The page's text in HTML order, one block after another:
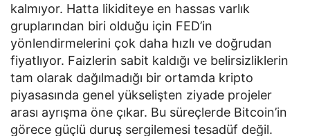
kalmıyor. Hatta likiditeye en hassas varlık
gruplarından biri olduğu için FED’in
yönlendirmelerini çok daha hızlı ve doğrudan
fiyatlıyor. Faizlerin sabit kaldığı ve belirsizliklerin
tam olarak dağılmadığı bir ortamda kripto
piyasasında genel yükselişten ziyade projeler
arası ayrışma öne çıkar. Bu süreçlerde Bitcoin’in
görece güçlü duruş sergilemesi tesadüf değil.